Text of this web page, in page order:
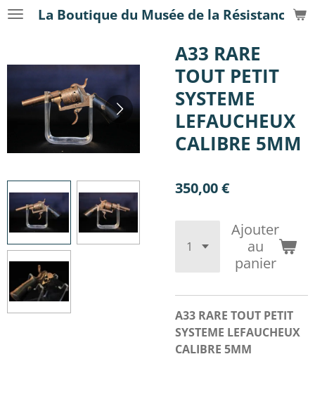
Passer
principal
La Boutique du Musée de la Résistance
A33 RARE
TOUT PETIT
SYSTEME
LEFAUCHEUX
CALIBRE 5MM
350,00 €
Ajouter
au
panier
A33 RARE TOUT PETIT
SYSTEME LEFAUCHEUX
CALIBRE 5MM